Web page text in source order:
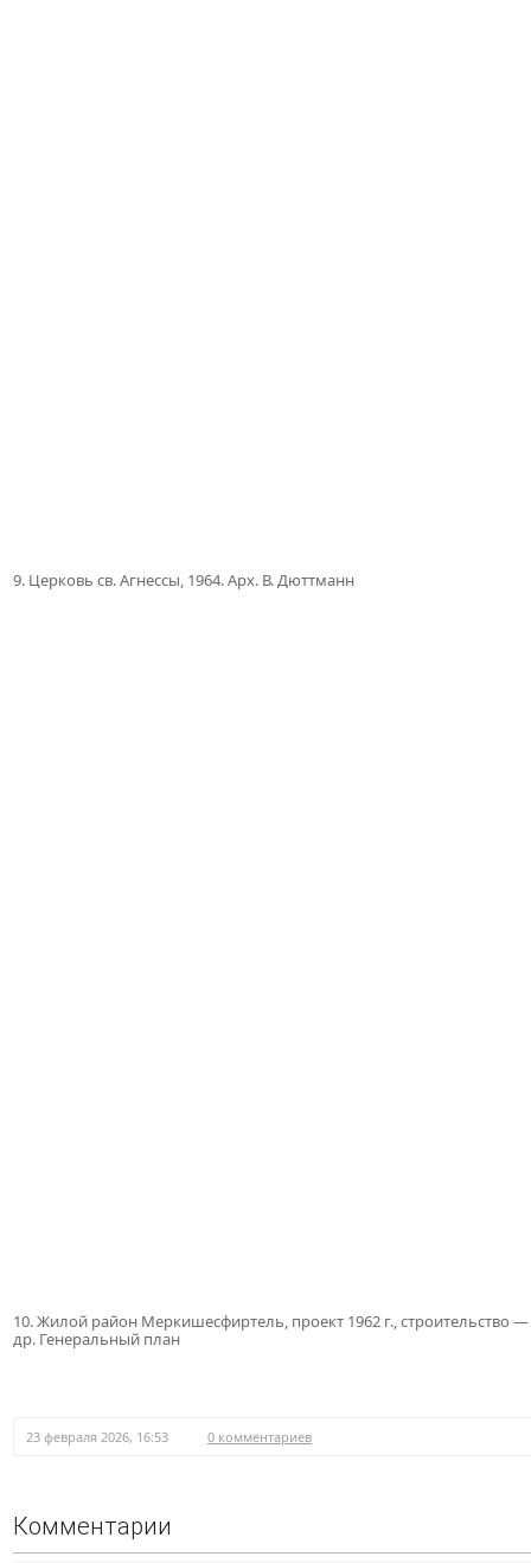
9. Церковь св. Агнессы, 1964. Арх. В. Дюттманн
10. Жилой район Меркишесфиртель, проект 1962 г., строительство
др. Генеральный план
23 февраля 2026, 16:53 0 комментариев
Комментарии